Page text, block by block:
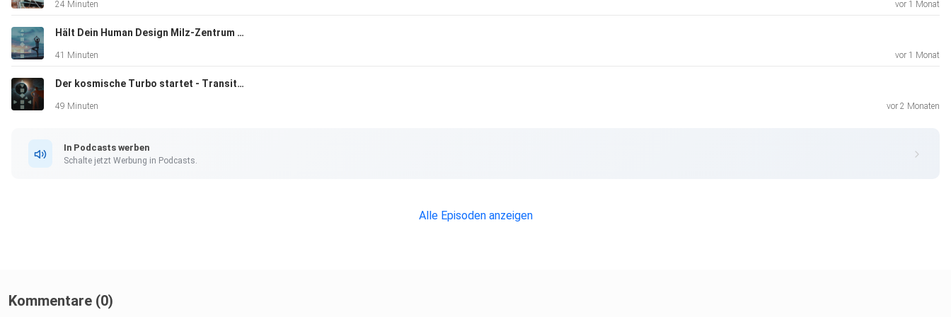
by Barbara Peddinghaus ist ein renommiertes Lehrinstitut der
internationalen Human Design Schule (IHDS)
24 Minuten vor 1 Monat
Hält Dein Human Design Milz-Zentrum Dich wirklich gesund | Neue Erkentnisse
41 Minuten vor 1 Monat
Der kosmische Turbo startet - Transitvorschau für den Juni 2026
49 Minuten vor 2 Monaten
In Podcasts werben
Schalte jetzt Werbung in Podcasts.
Alle Episoden anzeigen
Kommentare (0)